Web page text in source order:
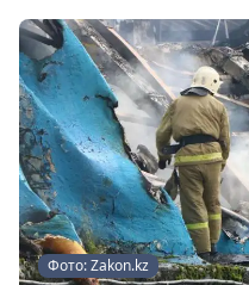
Фото: Zakon.kz